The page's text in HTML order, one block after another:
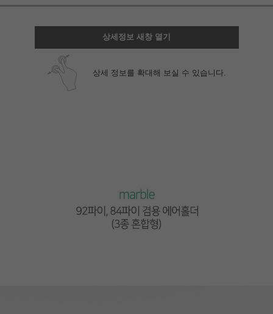
상세정보 새창 열기
상세 정보를 확대해 보실 수 있습니다.